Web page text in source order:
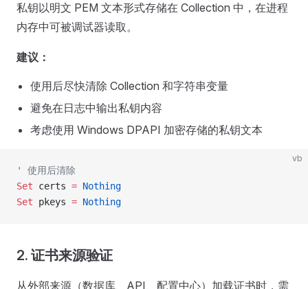
私钥以明文 PEM 文本形式存储在 Collection 中，在进程
内存中可被调试器读取。
建议：
使用后尽快清除 Collection 和字符串变量
避免在日志中输出私钥内容
考虑使用 Windows DPAPI 加密存储的私钥文本
vb
' 使用后清除
Set certs = Nothing
Set pkeys = Nothing
2. 证书来源验证
从外部来源（数据库、API、配置中心）加载证书时，需